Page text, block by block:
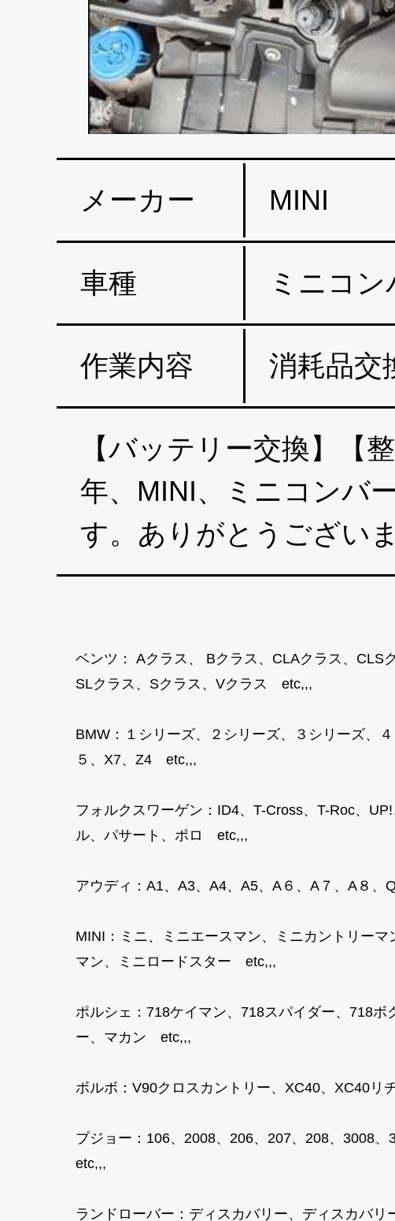
メーカー MINI
車種 ミニコ
作業内容 消耗品交
【バッテリー交換】【
年、MINI、ミニコンバ
す。ありがとうござい
ベンツ： Aクラス、 Bクラス、CLAクラス、CLS
SLクラス、Sクラス、Vクラス etc,,,
BMW：１シリーズ、２シリーズ、３シリーズ、
５、X7、Z4 etc,,,
フォルクスワーゲン：ID4、T-Cross、T-Roc、
ル、パサート、ポロ etc,,,
アウディ：A1、A3、A4、A5、A６、A７、A８
MINI：ミニ、ミニエースマン、ミニカントリー
マン、ミニロードスター etc,,,
ポルシェ：718ケイマン、718スパイダー、718
ー、マカン etc,,,
ボルボ：V90クロスカントリー、XC40、XC40
プジョー：106、2008、206、207、208、3008
etc,,,
ランドローバー：ディスカバリー、ディスカバ